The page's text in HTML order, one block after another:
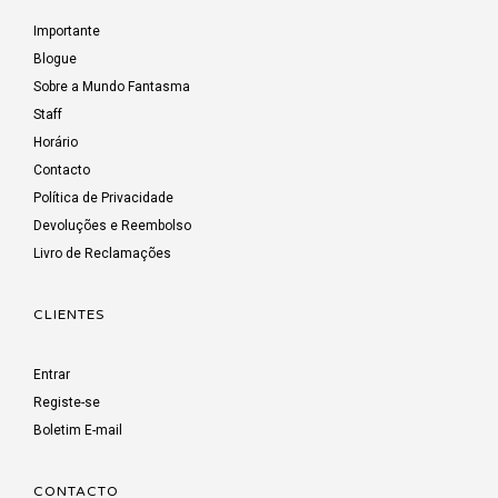
Importante
Blogue
Sobre a Mundo Fantasma
Staff
Horário
Contacto
Política de Privacidade
Devoluções e Reembolso
Livro de Reclamações
CLIENTES
Entrar
Registe-se
Boletim E-mail
CONTACTO